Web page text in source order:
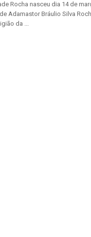
Rocha nasceu dia 14 de
Adamastor Bráulio Silva
da ...